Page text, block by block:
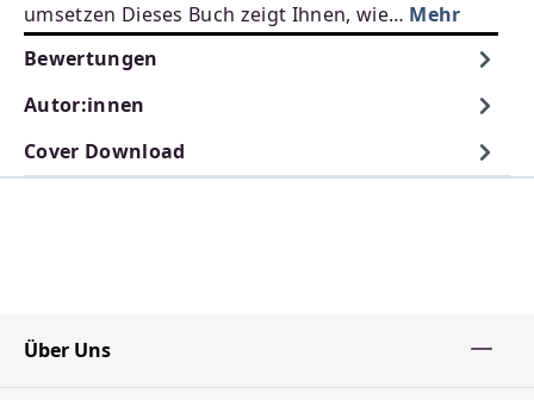
umsetzen Dieses Buch zeigt Ihnen, wie… Mehr
Bewertungen
Autor:innen
Cover Download
Über Uns